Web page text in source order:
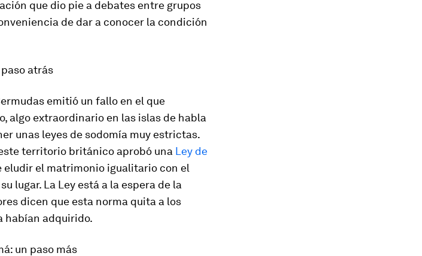
que dio pie a debates entre grupos
de dar a conocer la condición
atrás
emitió un fallo en el que
algo extraordinario en las islas de habla
unas leyes de sodomía muy estrictas.
territorio británico aprobó una Ley de
eludir el matrimonio igualitario con el
lugar. La Ley está a la espera de la
dicen que esta norma quita a los
habían adquirido.
un paso más